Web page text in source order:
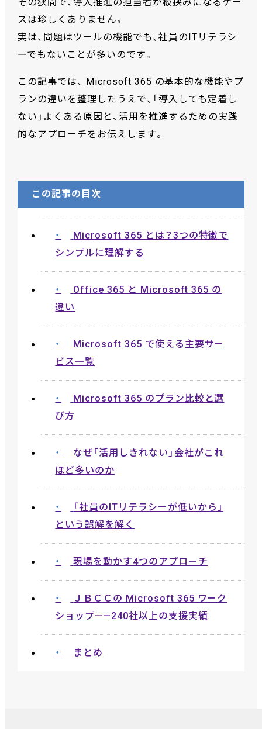
その狭間で、導入推進の担当者が板挟みになるケー
スは珍しくありません。
実は、問題はツールの機能でも、社員のITリテラシ
ーでもないことが多いのです。
この記事では、 Microsoft 365 の基本的な機能やプ
ランの違いを整理したうえで、「導入しても定着し
ない」よくある原因と、活用を推進するための実践
的なアプローチをお伝えします。
この記事の目次
Microsoft 365 とは？3つの特徴で
シンプルに理解する
Office 365 と Microsoft 365 の
違い
Microsoft 365 で使える主要サー
ビス一覧
Microsoft 365 のプラン比較と選
び方
なぜ「活用しきれない」会社がこれ
ほど多いのか
「社員のITリテラシーが低いから」
という誤解を解く
現場を動かす4つのアプローチ
ＪＢＣＣの Microsoft 365 ワーク
ショップ——240社以上の支援実績
まとめ